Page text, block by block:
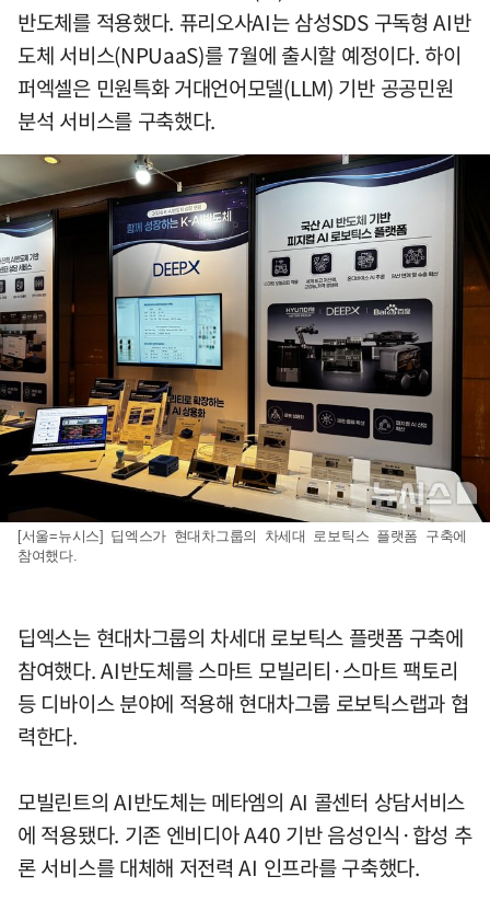
반도체를 적용했다. 퓨리오사AI는 삼성SDS 구독형 AI반
도체 서비스(NPUaaS)를 7월에 출시할 예정이다. 하이
퍼엑셀은 민원특화 거대언어모델(LLM) 기반 공공민원
분석 서비스를 구축했다.
[서울=뉴시스] 딥엑스가 현대차그룹의 차세대 로보틱스 플랫폼 구축에
참여했다.
딥엑스는 현대차그룹의 차세대 로보틱스 플랫폼 구축에
참여했다. AI반도체를 스마트 모빌리티·스마트 팩토리
등 디바이스 분야에 적용해 현대차그룹 로보틱스랩과 협
력한다.
모빌린트의 AI반도체는 메타엠의 AI 콜센터 상담서비스
에 적용됐다. 기존 엔비디아 A40 기반 음성인식·합성 추
론 서비스를 대체해 저전력 AI 인프라를 구축했다.